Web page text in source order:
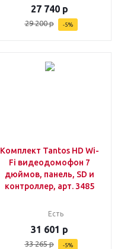
27 740 р
29 200р -5%
Комплект Tantos HD Wi-
Fi видеодомофон 7
дюймов, панель, SD и
контроллер, арт. 3485
Есть
31 601 р
33 265р -5%